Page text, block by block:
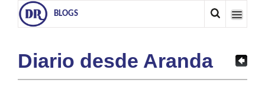
BLOGS
Diario desde Aranda